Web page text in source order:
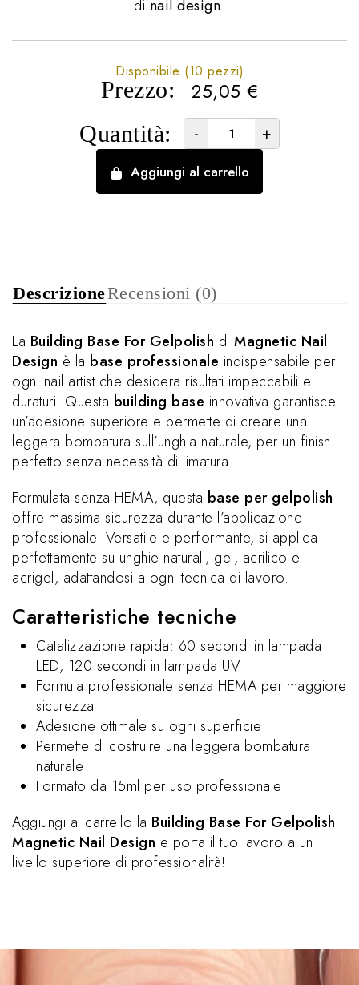
di nail design.
Prezzo: 25,05 €
Disponibile (10 pezzi)
Quantità: - +
Aggiungi al carrello
DescrizioneRecensioni (0)
La Building Base For Gelpolish di Magnetic Nail
Design è la base professionale indispensabile per
ogni nail artist che desidera risultati impeccabili e
duraturi. Questa building base innovativa garantisce
un’adesione superiore e permette di creare una
leggera bombatura sull’unghia naturale, per un finish
perfetto senza necessità di limatura.
Formulata senza HEMA, questa base per gelpolish
offre massima sicurezza durante l’applicazione
professionale. Versatile e performante, si applica
perfettamente su unghie naturali, gel, acrilico e
acrigel, adattandosi a ogni tecnica di lavoro.
Caratteristiche tecniche
Catalizzazione rapida: 60 secondi in lampada
LED, 120 secondi in lampada UV
Formula professionale senza HEMA per maggiore
sicurezza
Adesione ottimale su ogni superficie
Permette di costruire una leggera bombatura
naturale
Formato da 15ml per uso professionale
Aggiungi al carrello la Building Base For Gelpolish
Magnetic Nail Design e porta il tuo lavoro a un
livello superiore di professionalità!